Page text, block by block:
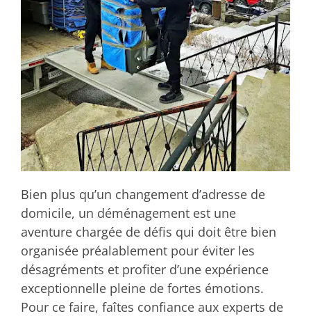
Bien plus qu’un changement d’adresse de
domicile, un déménagement est une
aventure chargée de défis qui doit être bien
organisée préalablement pour éviter les
désagréments et profiter d’une expérience
exceptionnelle pleine de fortes émotions.
Pour ce faire, faîtes confiance aux experts de